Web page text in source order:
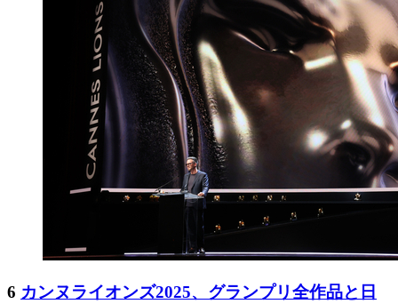
6 カンヌライオンズ2025、グランプリ全作品と日